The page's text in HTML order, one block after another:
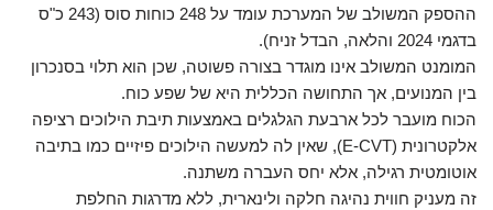
ההספק המשולב של המערכת עומד על 248 כוחות סוס (243 כ"ס
בדגמי 2024 והלאה, הבדל זניח).
המומנט המשולב אינו מוגדר בצורה פשוטה, שכן הוא תלוי בסנכרון
בין המנועים, אך התחושה הכללית היא של שפע כוח.
הכוח מועבר לכל ארבעת הגלגלים באמצעות תיבת הילוכים רציפה
אלקטרונית (E-CVT), שאין לה למעשה הילוכים פיזיים כמו בתיבה
אוטומטית רגילה, אלא יחס העברה משתנה.
זה מעניק חווית נהיגה חלקה ולינארית, ללא מדרגות החלפת